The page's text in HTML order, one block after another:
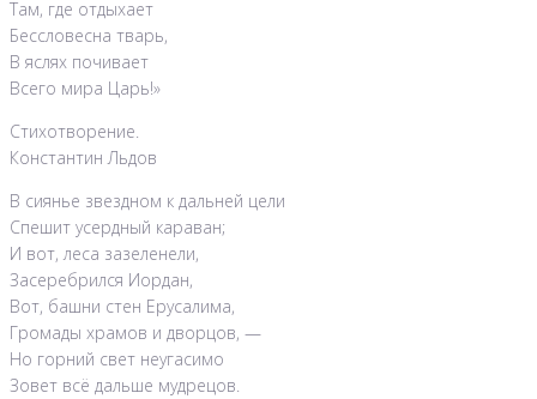
Там, где отдыхает
Бессловесна тварь,
В яслях почивает
Всего мира Царь!»
Стихотворение.
Константин Льдов
В сиянье звездном к дальней цели
Спешит усердный караван;
И вот, леса зазеленели,
Засеребрился Иордан,
Вот, башни стен Ерусалима,
Громады храмов и дворцов, —
Но горний свет неугасимо
Зовет всё дальше мудрецов.